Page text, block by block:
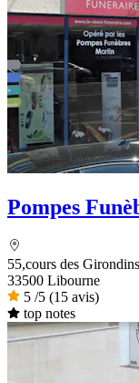
Pompes
55,cours des Girondins
33500 Libourne
5 /5 (15 avis)
top notes